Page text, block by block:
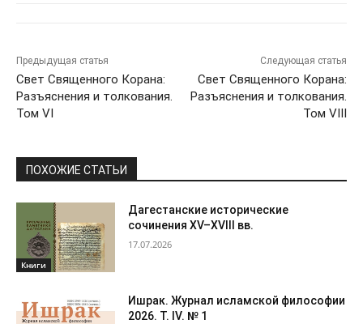
Предыдущая статья
Свет Священного Корана:
Разъяснения и толкования.
Том VI
Следующая статья
Свет Священного Корана:
Разъяснения и толкования.
Том VIII
ПОХОЖИЕ СТАТЬИ
Книги
Дагестанские исторические
сочинения XV–XVIII вв.
17.07.2026
Ишрак. Журнал исламской философии
2026. Т. IV. № 1